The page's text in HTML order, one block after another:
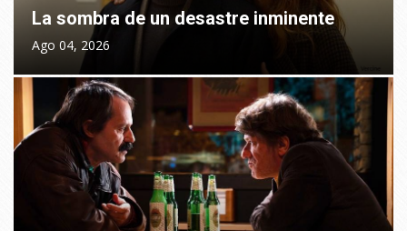
La sombra de un desastre inminente
Ago 04, 2026